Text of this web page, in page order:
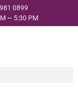
0899
~ 5:30 PM